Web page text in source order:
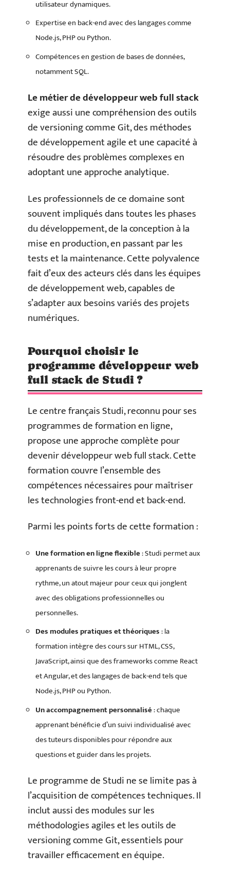
utilisateur dynamiques.
Expertise en back-end avec des langages comme
Node.js, PHP ou Python.
Compétences en gestion de bases de données,
notamment SQL.
Le métier de développeur web full stack
exige aussi une compréhension des outils
de versioning comme Git, des méthodes
de développement agile et une capacité à
résoudre des problèmes complexes en
adoptant une approche analytique.
Les professionnels de ce domaine sont
souvent impliqués dans toutes les phases
du développement, de la conception à la
mise en production, en passant par les
tests et la maintenance. Cette polyvalence
fait d’eux des acteurs clés dans les équipes
de développement web, capables de
s’adapter aux besoins variés des projets
numériques.
Pourquoi choisir le
programme développeur web
full stack de Studi ?
Le centre français Studi, reconnu pour ses
programmes de formation en ligne,
propose une approche complète pour
devenir développeur web full stack. Cette
formation couvre l’ensemble des
compétences nécessaires pour maîtriser
les technologies front-end et back-end.
Parmi les points forts de cette formation :
Une formation en ligne flexible: Studi permet aux
apprenants de suivre les cours à leur propre
rythme, un atout majeur pour ceux qui jonglent
avec des obligations professionnelles ou
personnelles.
Des modules pratiques et théoriques: la
formation intègre des cours sur HTML, CSS,
JavaScript, ainsi que des frameworks comme React
et Angular, et des langages de back-end tels que
Node.js, PHP ou Python.
Un accompagnement personnalisé: chaque
apprenant bénéficie d’un suivi individualisé avec
des tuteurs disponibles pour répondre aux
questions et guider dans les projets.
Le programme de Studi ne se limite pas à
l’acquisition de compétences techniques. Il
inclut aussi des modules sur les
méthodologies agiles et les outils de
versioning comme Git, essentiels pour
travailler efficacement en équipe.